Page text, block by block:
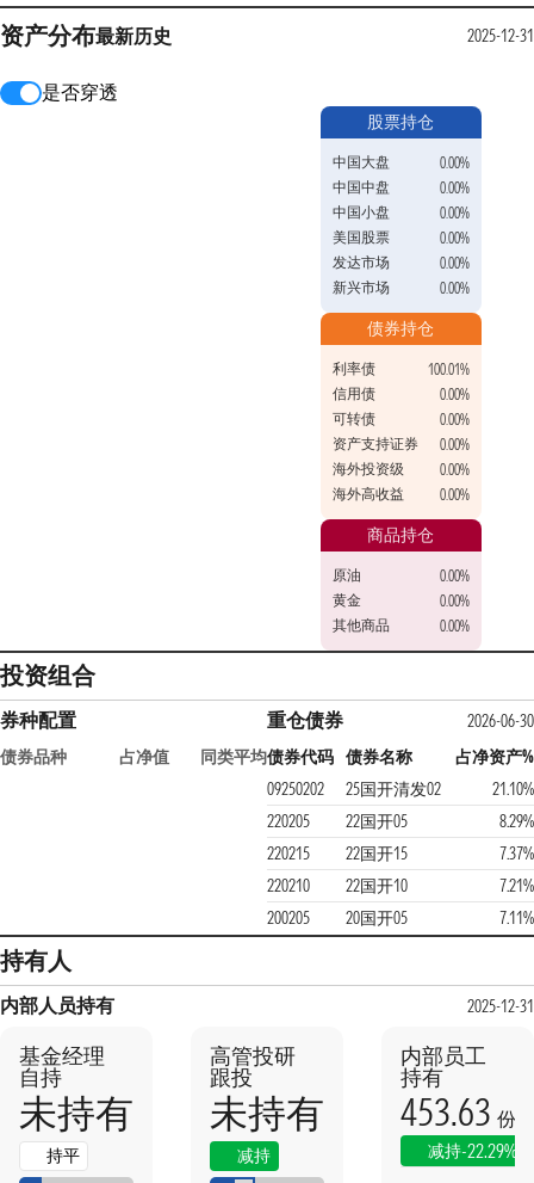
资产分布最新历史 2025-12-31
是否穿透
股票持仓
中国大盘
0.00%
中国中盘
0.00%
中国小盘
0.00%
美国股票
0.00%
发达市场
0.00%
新兴市场
0.00%
债券持仓
利率债
100.01%
信用债
0.00%
可转债
0.00%
资产支持证券
0.00%
海外投资级
0.00%
海外高收益
0.00%
商品持仓
原油
0.00%
黄金
0.00%
其他商品
0.00%
投资组合
券种配置
债券品种 占净值 同类平均
重仓债券
2026-06-30
债券代码 债券名称
占净资产%
09250202
25国开清发02
21.10%
220205
22国开05
8.29%
220215
22国开15
7.37%
220210
22国开10
7.21%
200205
20国开05 7.11%
持有人
内部人员持有 2025-12-31
基金经理
自持
未持有
持平
高管投研
跟投
未持有
减持
上期
内部员工
持有
453.63 份
减持-22.29%